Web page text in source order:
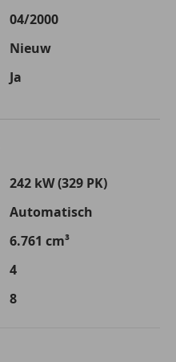
04/2000
Nieuw
Ja
242 kW (329 PK)
Automatisch
6.761 cm³
4
8